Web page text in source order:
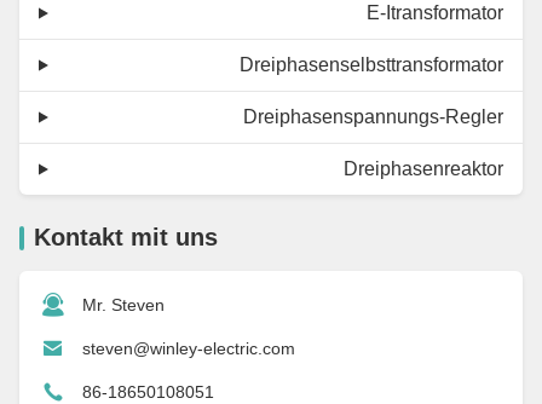
E-Itransformator
Dreiphasenselbsttransformator
Dreiphasenspannungs-Regler
Dreiphasenreaktor
Kontakt mit uns
Mr. Steven
steven@winley-electric.com
86-18650108051